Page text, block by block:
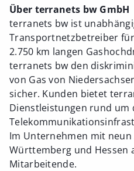
Über terranets bw GmbH
terranets bw ist
Transportnetzbetreiber
2.750 km langen
terranets bw den
von Gas von
sicher. Kunden bietet
Dienstleistungen rund um
Im Unternehmen mit
Württemberg und Hessen
Mitarbeitende.